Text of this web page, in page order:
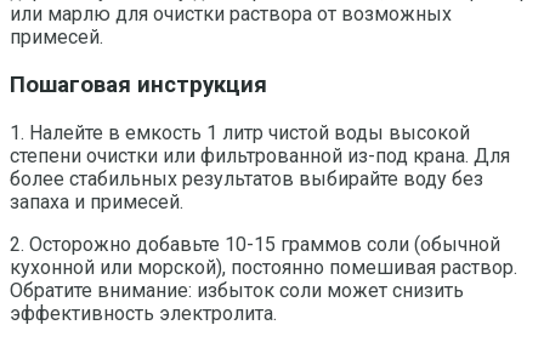
или марлю для очистки раствора от возможных
примесей.
Пошаговая инструкция
1. Налейте в емкость 1 литр чистой воды высокой
степени очистки или фильтрованной из-под крана. Для
более стабильных результатов выбирайте воду без
запаха и примесей.
2. Осторожно добавьте 10-15 граммов соли (обычной
кухонной или морской), постоянно помешивая раствор.
Обратите внимание: избыток соли может снизить
эффективность электролита.